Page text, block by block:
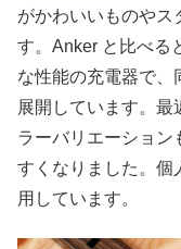
がかわいいものやス
す。Anker と比べる
な性能の充電器で、
展開しています。最
ラーバリエーション
すくなりました。個
用しています。